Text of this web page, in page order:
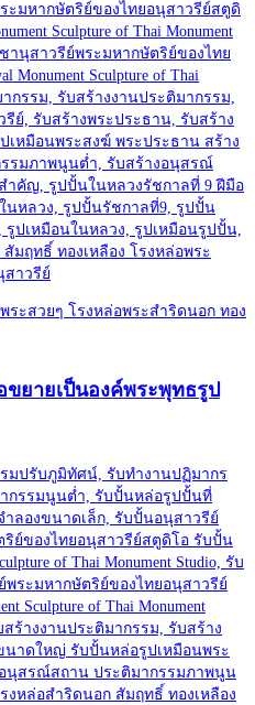
ะมหากษัตริย์ของไทยอนุสาวรีย์สตูดิ
Sculpture of Thai Monument
านุสาวรีย์พระมหากษัตริย์ของไทย
Sculpture of Thai
ากรรม, รับสร้างงานประติมากรรม,
ย์, รับสร้างพระประธาน, รับสร้าง
หมือนพระสงฆ์ พระประธาน สร้าง
รมภาพนูนต่ำ, รับสร้างอนุสรณ์
คัญ, รูปปั้นในหลวงรัชกาลที่ 9 ฝีมือ
นหลวง, รูปปั้นรัชกาลที่9, รูปปั้น
ปเหมือนในหลวง, รูปเหมือนรูปปั้น,
มฤทธิ์ ทองเหลือง โรงหล่อพระ
สาวรีย์
ยายเป็นองค์พระพุทธรูป
มปรับภูมิทัศน์, รับทำงานปฏิมากร
กรรมนูนต่ำ, รับปั้นหล่อรูปปั้นที่
ลองขนาดเล็ก, รับปั้นอนุสาวรีย์
ย์ของไทยอนุสาวรีย์สตูดิโอ รับปั้น
of Thai Monument Studio, รับ
ระมหากษัตริย์ของไทยอนุสาวรีย์
Sculpture of Thai Monument
ร้างงานประติมากรรม, รับสร้าง
าดใหญ่ รับปั้นหล่อรูปเหมือนพระ
นุสรณ์สถาน ประติมากรรมภาพนูน
งหล่อสำริดนอก สัมฤทธิ์ ทองเหลือง